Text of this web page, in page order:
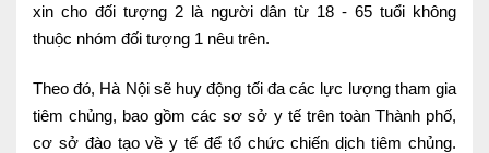
Gói khám tầm soát ung thư sớm
Dịch vụ ưu đãi đặc biệt
Bác sĩ online - Tư vấn từ xa
xin cho đối tượng 2 là người dân từ 18 - 65 tuổi không
thuộc nhóm đối tượng 1 nêu trên.
Theo đó, Hà Nội sẽ huy động tối đa các lực lượng tham gia
tiêm chủng, bao gồm các sơ sở y tế trên toàn Thành phố,
cơ sở đào tạo về y tế để tổ chức chiến dịch tiêm chủng.